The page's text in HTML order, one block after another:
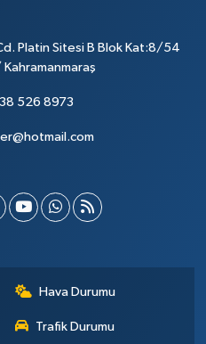
Platin Sitesi B Blok Kat:8/54
526 8973
Hava Durumu
Trafik Durumu